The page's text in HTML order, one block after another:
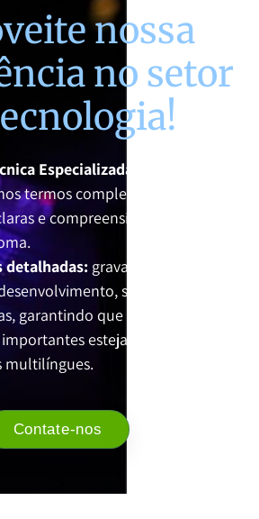
nossa
no setor
Especializada:
termos complexos em
e compreensíveis em
detalhadas: gravamos suas
sessões de teste
garantindo que todas as
estejam disponíveis
multilíngues.
Contate-nos